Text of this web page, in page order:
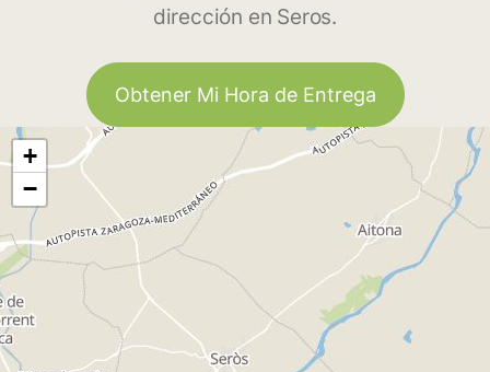
dirección en Seros.
Obtener Mi Hora de Entrega
+
−